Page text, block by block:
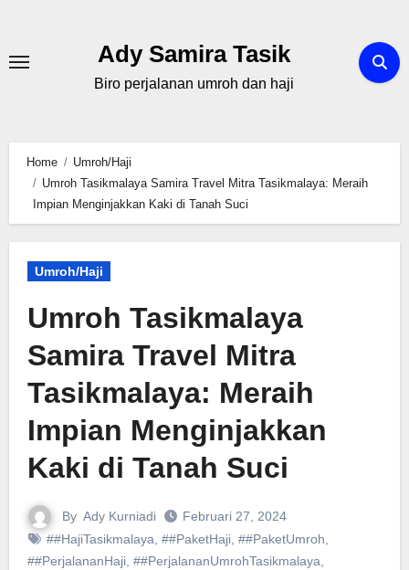
content
Ady Samira Tasik
Biro perjalanan umroh dan haji
Home
Umroh/Haji
Umroh Tasikmalaya Samira Travel Mitra Tasikmalaya: Meraih
Impian Menginjakkan Kaki di Tanah Suci
Umroh/Haji
Umroh Tasikmalaya
Samira Travel Mitra
Tasikmalaya: Meraih
Impian Menginjakkan
Kaki di Tanah Suci
By Ady Kurniadi
Februari 27, 2024
##HajiTasikmalaya, ##PaketHaji, ##PaketUmroh,
##PerjalananHaji, ##PerjalananUmrohTasikmalaya,